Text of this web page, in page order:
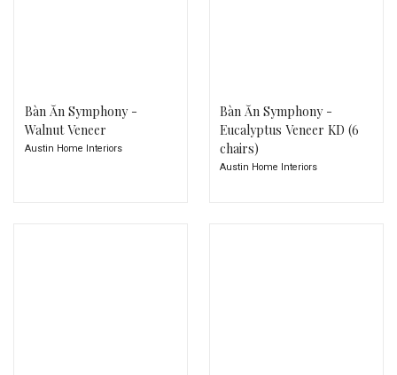
Bàn Ăn Symphony -
Walnut Veneer
Austin Home Interiors
Bàn Ăn Symphony -
Eucalyptus Veneer KD (6
chairs)
Austin Home Interiors